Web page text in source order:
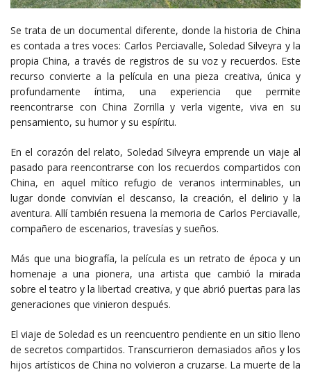
Se trata de un documental diferente, donde la historia de China
es contada a tres voces: Carlos Perciavalle, Soledad Silveyra y la
propia China, a través de registros de su voz y recuerdos. Este
recurso convierte a la película en una pieza creativa, única y
profundamente íntima, una experiencia que permite
reencontrarse con China Zorrilla y verla vigente, viva en su
pensamiento, su humor y su espíritu.
En el corazón del relato, Soledad Silveyra emprende un viaje al
pasado para reencontrarse con los recuerdos compartidos con
China, en aquel mítico refugio de veranos interminables, un
lugar donde convivían el descanso, la creación, el delirio y la
aventura. Allí también resuena la memoria de Carlos Perciavalle,
compañero de escenarios, travesías y sueños.
Más que una biografía, la película es un retrato de época y un
homenaje a una pionera, una artista que cambió la mirada
sobre el teatro y la libertad creativa, y que abrió puertas para las
generaciones que vinieron después.
El viaje de Soledad es un reencuentro pendiente en un sitio lleno
de secretos compartidos. Transcurrieron demasiados años y los
hijos artísticos de China no volvieron a cruzarse. La muerte de la